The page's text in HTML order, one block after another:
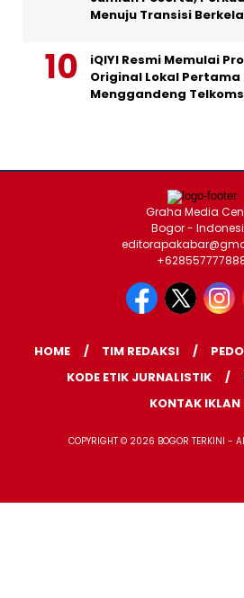
Menuju Transisi
iQIYI Resmi Memulai
Original Lokal Pertama
Menggandeng
Graha Media
Bogor -
HOME TIM REDAKSI
KODE ETIK JURNALISTIK
KONTAK IKLAN
COPYRIGHT © 2026 BOGOR TERKINI -